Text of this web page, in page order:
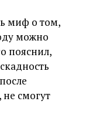
миф о том,
можно
пояснил,
смогут